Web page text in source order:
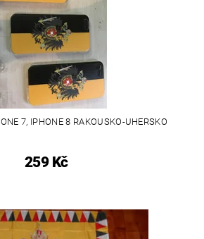
7, IPHONE 8 RAKOUSKO-UHERSKO
259 Kč